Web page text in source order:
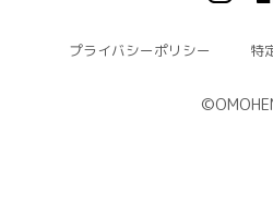
プライバシーポリシー 特